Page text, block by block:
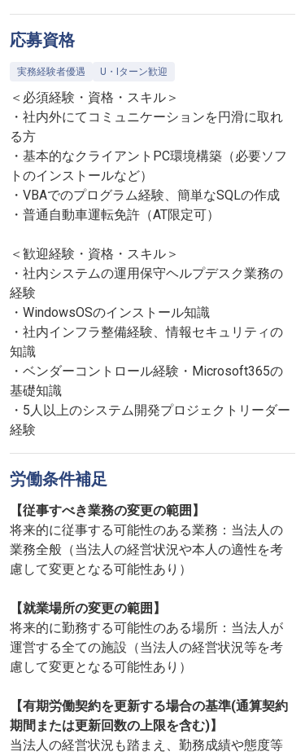
応募資格
実務経験者優遇 U・Iターン歓迎
＜必須経験・資格・スキル＞
・社内外にてコミュニケーションを円滑に取れ
る方
・基本的なクライアントPC環境構築（必要ソフ
トのインストールなど）
・VBAでのプログラム経験、簡単なSQLの作成
・普通自動車運転免許（AT限定可）
＜歓迎経験・資格・スキル＞
・社内システムの運用保守ヘルプデスク業務の
経験
・WindowsOSのインストール知識
・社内インフラ整備経験、情報セキュリティの
知識
・ベンダーコントロール経験・Microsoft365の
基礎知識
・5人以上のシステム開発プロジェクトリーダー
経験
労働条件補足
【従事すべき業務の変更の範囲】
将来的に従事する可能性のある業務：当法人の
業務全般（当法人の経営状況や本人の適性を考
慮して変更となる可能性あり）
【就業場所の変更の範囲】
将来的に勤務する可能性のある場所：当法人が
運営する全ての施設（当法人の経営状況等を考
慮して変更となる可能性あり）
【有期労働契約を更新する場合の基準(通算契約
期間または更新回数の上限を含む)】
当法人の経営状況も踏まえ、勤務成績や態度等